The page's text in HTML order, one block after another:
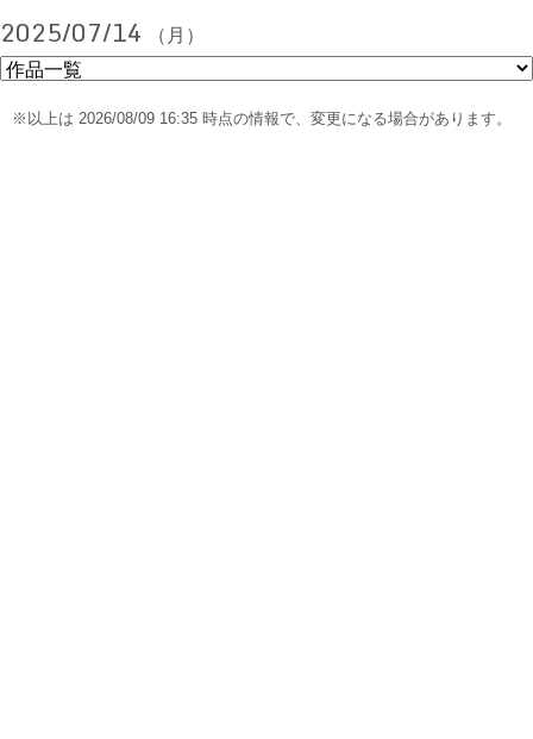
2025/07/14 （月）
※以上は 2026/08/09 16:35 時点の情報で、変更になる場合があります。